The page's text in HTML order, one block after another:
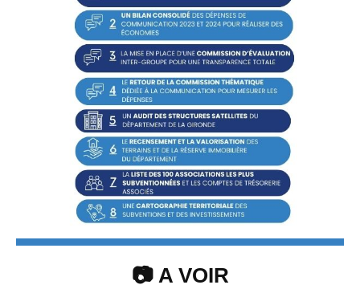
📷 A VOIR